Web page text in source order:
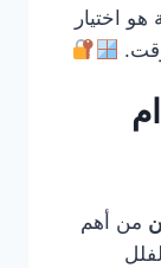
اختيار
من أهم